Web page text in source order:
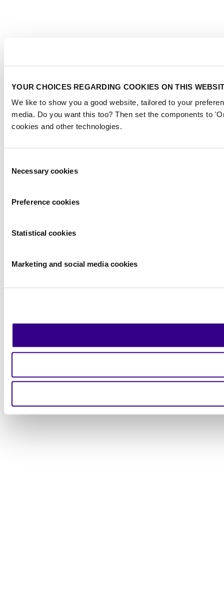
YOUR CHOICES REGARDING COOKIES ON THIS
We like to show you a good website, tailored to your
media. Do you want this too? Then set the components to
cookies and other technologies.
Selection
Necessary cookies
Preference cookies
Statistical cookies
Marketing and social media cookies